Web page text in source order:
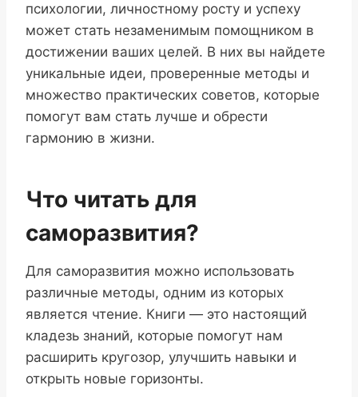
психологии, личностному росту и успеху
может стать незаменимым помощником в
достижении ваших целей. В них вы найдете
уникальные идеи, проверенные методы и
множество практических советов, которые
помогут вам стать лучше и обрести
гармонию в жизни.
Что читать для
саморазвития?
Для саморазвития можно использовать
различные методы, одним из которых
является чтение. Книги — это настоящий
кладезь знаний, которые помогут нам
расширить кругозор, улучшить навыки и
открыть новые горизонты.